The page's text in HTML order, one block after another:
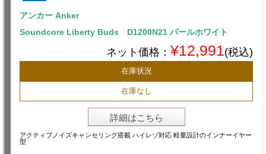
アンカー Anker
Soundcore Liberty Buds D1200N21 パールホワイト
ネット価格： ¥12,991(税込)
在庫状況
在庫なし
詳細はこちら
アクティブノイズキャンセリング搭載 ハイレゾ対応 軽量設計のインナーイヤー
型